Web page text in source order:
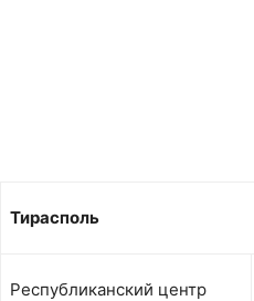
Тирасполь
Республиканский центр